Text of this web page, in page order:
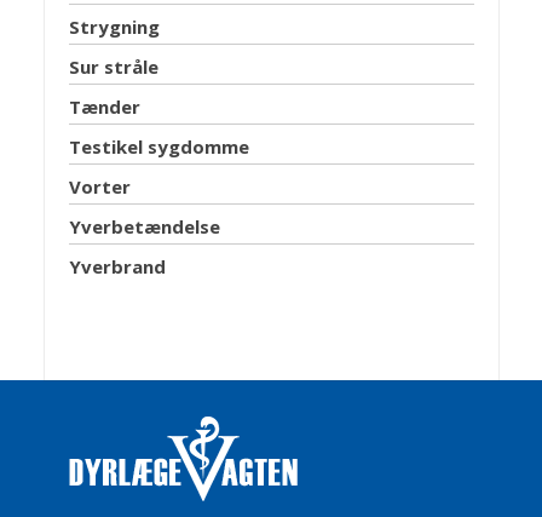
Strygning
Sur stråle
Tænder
Testikel sygdomme
Vorter
Yverbetændelse
Yverbrand